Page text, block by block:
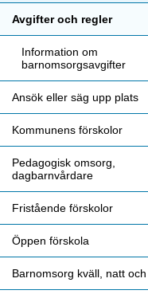
Avgifter och regler
Information om
barnomsorgsavgifter
Ansök eller säg upp plats
Kommunens förskolor
Pedagogisk omsorg,
dagbarnvårdare
Fristående förskolor
Öppen förskola
Barnomsorg kväll, natt